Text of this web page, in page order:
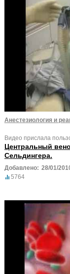
Анестезиология и
Видео прислала
Центральный
Сельдингера.
Добавлено: 28/01/
5764